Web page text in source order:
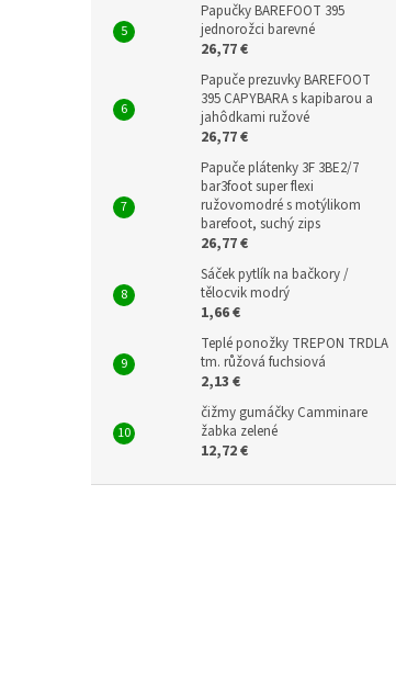
Papučky BAREFOOT 395
jednorožci barevné
26,77 €
Papuče prezuvky BAREFOOT
395 CAPYBARA s kapibarou a
jahôdkami ružové
26,77 €
Papuče plátenky 3F 3BE2/7
bar3foot super flexi
ružovomodré s motýlikom
barefoot, suchý zips
26,77 €
Sáček pytlík na bačkory /
tělocvik modrý
1,66 €
Teplé ponožky TREPON TRDLA
tm. růžová fuchsiová
2,13 €
čižmy gumáčky Camminare
žabka zelené
12,72 €